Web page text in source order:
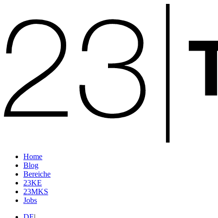
Home
Blog
Bereiche
23KE
23MKS
Jobs